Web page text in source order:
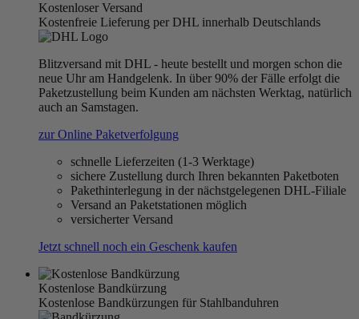
Kostenloser Versand
Kostenfreie Lieferung per DHL innerhalb Deutschlands
Blitzversand mit DHL - heute bestellt und morgen schon die
neue Uhr am Handgelenk. In über 90% der Fälle erfolgt die
Paketzustellung beim Kunden am nächsten Werktag, natürlich
auch an Samstagen.
zur Online Paketverfolgung
schnelle Lieferzeiten (1-3 Werktage)
sichere Zustellung durch Ihren bekannten Paketboten
Pakethinterlegung in der nächstgelegenen DHL-Filiale
Versand an Paketstationen möglich
versicherter Versand
Jetzt schnell noch ein Geschenk kaufen
Kostenlose Bandkürzung
Kostenlose Bandkürzungen für Stahlbanduhren